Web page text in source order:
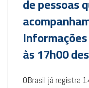
de pessoas
às 17h00
OBrasil já registra